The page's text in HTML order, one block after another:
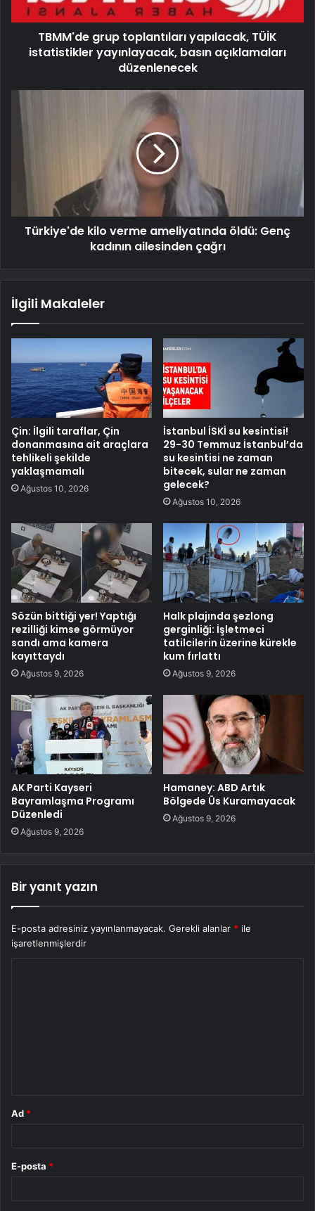
TBMM'de grup toplantıları yapılacak, TÜİK
istatistikler yayınlayacak, basın açıklamaları
düzenlenecek
Türkiye'de kilo verme ameliyatında öldü: Genç
kadının ailesinden çağrı
İlgili Makaleler
Çin: İlgili taraflar, Çin
donanmasına ait araçlara
tehlikeli şekilde
yaklaşmamalı
Ağustos 10, 2026
İstanbul İSKİ su kesintisi!
29-30 Temmuz İstanbul’da
su kesintisi ne zaman
bitecek, sular ne zaman
gelecek?
Ağustos 10, 2026
Sözün bittiği yer! Yaptığı
rezilliği kimse görmüyor
sandı ama kamera
kayıttaydı
Ağustos 9, 2026
Halk plajında şezlong
gerginliği: İşletmeci
tatilcilerin üzerine kürekle
kum fırlattı
Ağustos 9, 2026
AK Parti Kayseri
Bayramlaşma Programı
Düzenledi
Ağustos 9, 2026
Hamaney: ABD Artık
Bölgede Üs Kuramayacak
Ağustos 9, 2026
Bir yanıt yazın
E-posta adresiniz yayınlanmayacak. Gerekli alanlar * ile
işaretlenmişlerdir
Ad *
E-posta *